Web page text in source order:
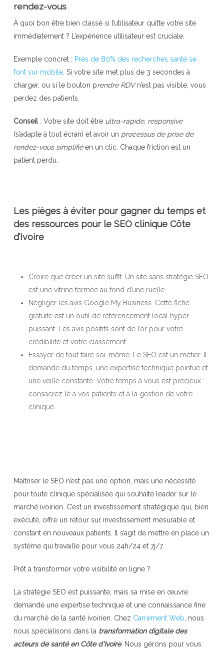
rendez-vous
À quoi bon être bien classé si l’utilisateur quitte votre site
immédiatement ? L’expérience utilisateur est cruciale.
Exemple concret : Près de 80% des recherches santé se
font sur mobile. Si votre site met plus de 3 secondes à
charger, ou si le bouton prendre RDVn’est pas visible, vous
perdez des patients.
Conseil: Votre site doit être ultra-rapide, responsive
(s’adapte à tout écran) et avoir un processus de prise de
rendez-vous simplifiéen un clic. Chaque friction est un
patient perdu.
Les pièges à éviter pour gagner du temps et
des ressources pour le SEO clinique Côte
d’Ivoire
Croire que créer un site suffit. Un site sans stratégie SEO
est une vitrine fermée au fond d’une ruelle.
Négliger les avis Google My Business. Cette fiche
gratuite est un outil de référencement local hyper
puissant. Les avis positifs sont de l’or pour votre
crédibilité et votre classement.
Essayer de tout faire soi-même. Le SEO est un métier. Il
demande du temps, une expertise technique pointue et
une veille constante. Votre temps à vous est précieux :
consacrez le à vos patients et à la gestion de votre
clinique.
Maîtriser le SEO n’est pas une option, mais une nécessité
pour toute clinique spécialisée qui souhaite leader sur le
marché ivoirien. C’est un investissement stratégique qui, bien
exécuté, offre un retour sur investissement mesurable et
constant en nouveaux patients. Il s’agit de mettre en place un
système qui travaille pour vous 24h/24 et 7j/7.
Prêt à transformer votre visibilité en ligne ?
La stratégie SEO est puissante, mais sa mise en œuvre
demande une expertise technique et une connaissance fine
du marché de la santé ivoirien. Chez Carrément Web , nous
nous spécialisons dans la transformation digitale des
acteurs de santé en Côte d’Ivoire. Nous gérons pour vous